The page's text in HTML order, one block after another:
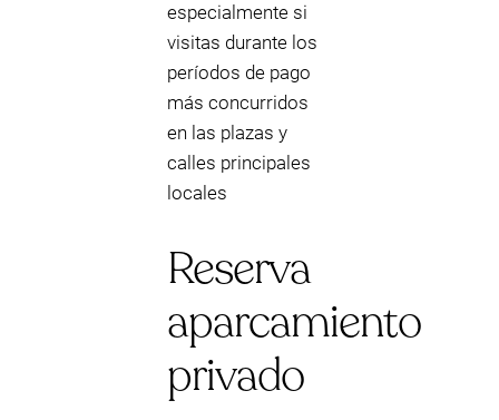
especialmente si
visitas durante los
períodos de pago
más concurridos
en las plazas y
calles principales
locales
Reserva
aparcamiento
privado